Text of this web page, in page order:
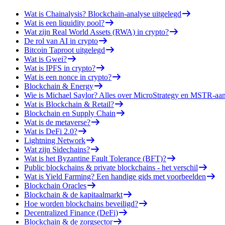
Wat is Chainalysis? Blockchain-analyse uitgelegd
Wat is een liquidity pool?
Wat zijn Real World Assets (RWA) in crypto?
De rol van AI in crypto
Bitcoin Taproot uitgelegd
Wat is Gwei?
Wat is IPFS in crypto?
Wat is een nonce in crypto?
Blockchain & Energy
Wie is Michael Saylor? Alles over MicroStrategy en MSTR-
Wat is Blockchain & Retail?
Blockchain en Supply Chain
Wat is de metaverse?
Wat is DeFi 2.0?
Lightning Network
Wat zijn Sidechains?
Wat is het Byzantine Fault Tolerance (BFT)?
Public blockchains & private blockchains - het verschil
Wat is Yield Farming? Een handige gids met voorbeelden
Blockchain Oracles
Blockchain & de kapitaalmarkt
Hoe worden blockchains beveiligd?
Decentralized Finance (DeFi)
Blockchain & de zorgsector